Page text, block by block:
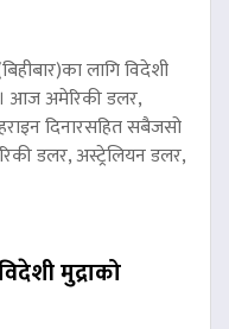
लागि विदेशी
आज अमेरिकी डलर,
दिनारसहित सबैजसो
डलर, अस्ट्रेलियन डलर,
मुद्राको